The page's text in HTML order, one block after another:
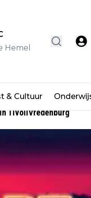
Hemel
& Cultuur
TivoliVredenburg